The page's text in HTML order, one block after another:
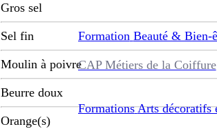
Formation Beauté & Bien-
CAP Métiers de la Coiffure
Formations Arts décoratifs
Gros sel
Sel fin
Moulin à poivre
Beurre doux
Orange(s)